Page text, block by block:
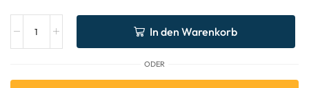
In den Warenkorb
ODER